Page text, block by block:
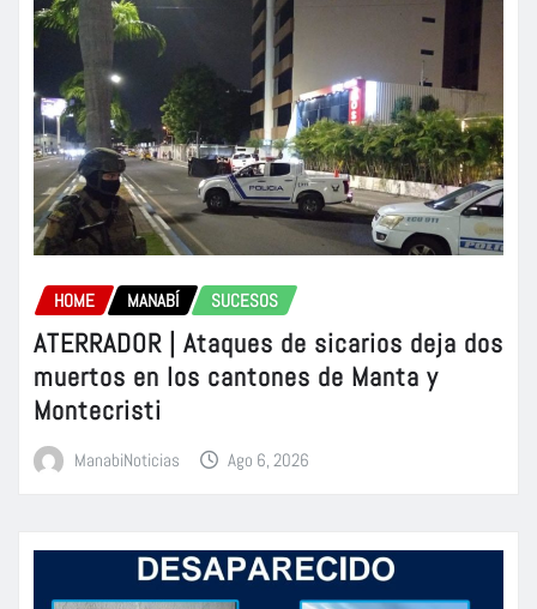
HOME MANABÍ SUCESOS
ATERRADOR | Ataques de sicarios deja dos
muertos en los cantones de Manta y
Montecristi
ManabiNoticias Ago 6, 2026